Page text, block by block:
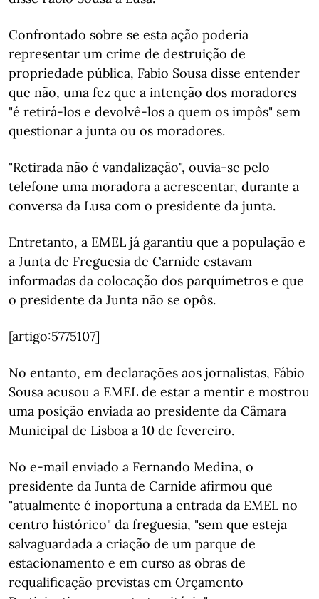
Confrontado sobre se esta ação poderia
representar um crime de destruição de
propriedade pública, Fabio Sousa disse entender
que não, uma fez que a intenção dos moradores
"é retirá-los e devolvê-los a quem os impôs" sem
questionar a junta ou os moradores.
"Retirada não é vandalização", ouvia-se pelo
telefone uma moradora a acrescentar, durante a
conversa da Lusa com o presidente da junta.
Entretanto, a EMEL já garantiu que a população e
a Junta de Freguesia de Carnide estavam
informadas da colocação dos parquímetros e que
o presidente da Junta não se opôs.
[artigo:5775107]
No entanto, em declarações aos jornalistas, Fábio
Sousa acusou a EMEL de estar a mentir e mostrou
uma posição enviada ao presidente da Câmara
Municipal de Lisboa a 10 de fevereiro.
No e-mail enviado a Fernando Medina, o
presidente da Junta de Carnide afirmou que
"atualmente é inoportuna a entrada da EMEL no
centro histórico" da freguesia, "sem que esteja
salvaguardada a criação de um parque de
estacionamento e em curso as obras de
requalificação previstas em Orçamento